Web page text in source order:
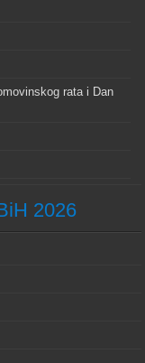
rata i Dan
2026